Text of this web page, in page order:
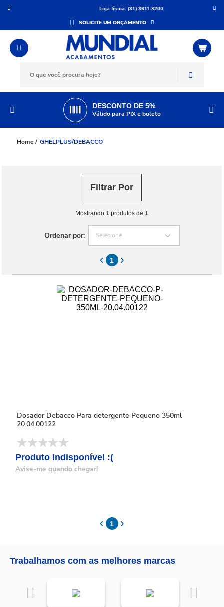
Loja física: (31) 3611-8200
SOLICITE UM ORÇAMENTO
DESCONTO DE 5%
Válido para PIX e boleto
GHELPLUS/DEBACCO
Filtrar Por
Mostrando 1 produtos de 1
1
Ordenar por: Selecione
Dosador Debacco Para detergente Pequeno 350ml
20.04.00122
Produto Indisponível :(
Avise-me quando chegar!
1
Trabalhamos com as melhores marcas